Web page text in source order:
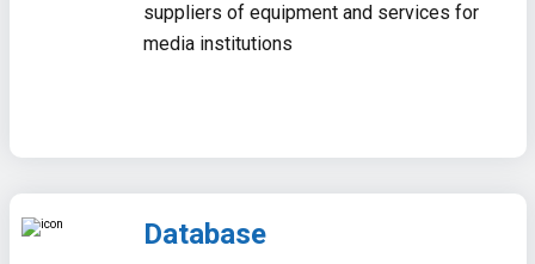
suppliers of equipment and services for
media institutions
Database